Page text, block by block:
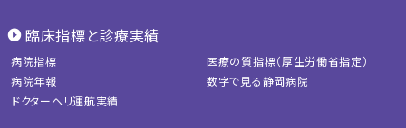
臨床指標と診療実績
病院指標
医療の質指標（厚生労働省指定）
病院年報
数字で見る静岡病院
ドクターヘリ運航実績